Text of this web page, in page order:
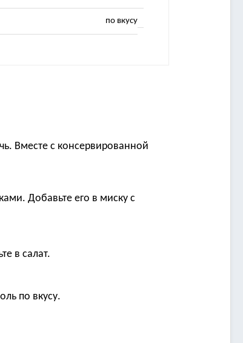
по вкусу
Вместе с консервированной
Добавьте его в миску с
в салат.
по вкусу.